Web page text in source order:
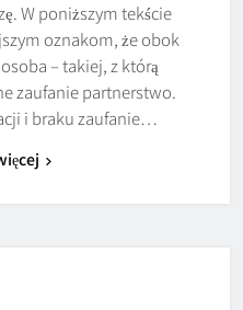
W poniższym tekście
oznakom, że obok
– takiej, z którą
zaufanie partnerstwo.
i braku zaufanie…